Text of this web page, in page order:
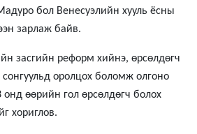
бол Венесуэлийн хууль ёсны
зарлаж байв.
засгийн реформ хийнэ, өрсөлдөгч
сонгуульд оролцох боломж олгоно
өөрийн гол өрсөлдөгч болох
хориглов.